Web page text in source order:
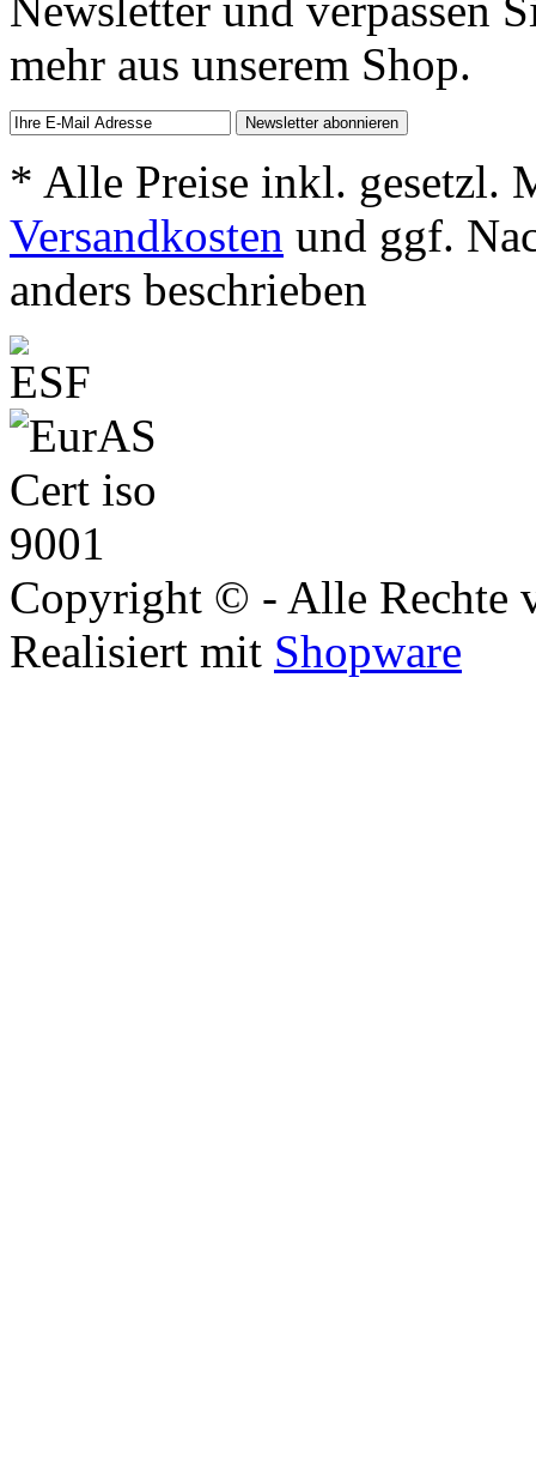
mehr aus unserem Shop.
* Alle Preise inkl. gesetzl.
Versandkosten und ggf.
anders beschrieben
Copyright © - Alle Rechte
Realisiert mit Shopware